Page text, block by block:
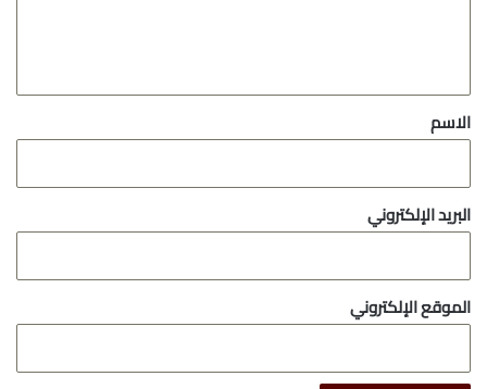
*
الاسم
البريد الإلكتروني
الموقع الإلكتروني